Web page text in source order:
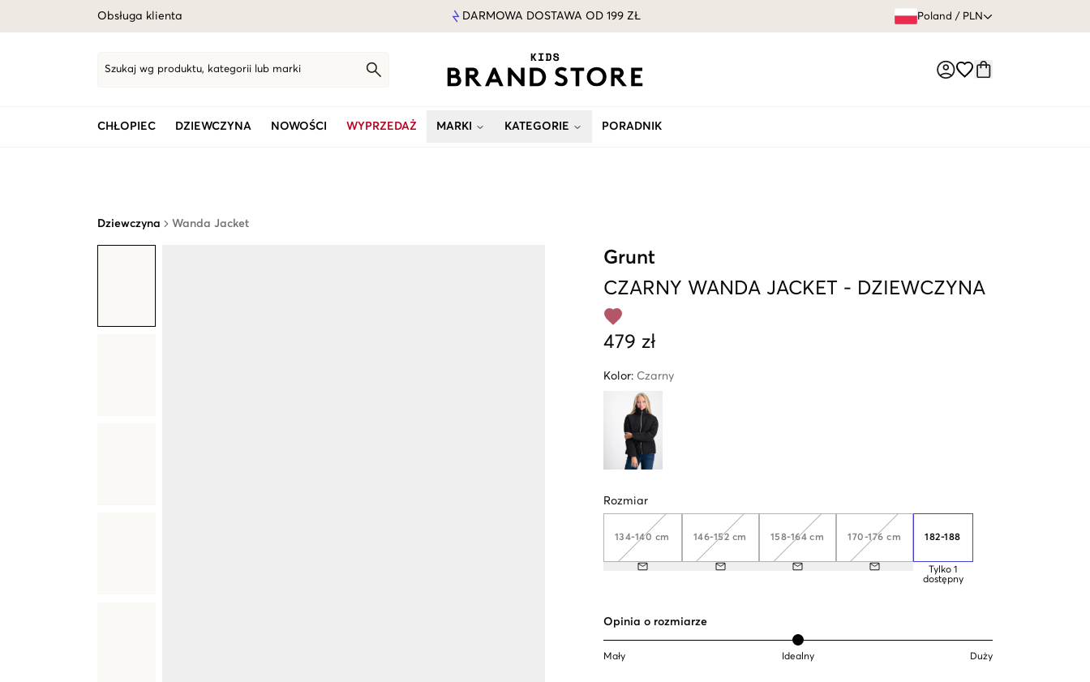
Obsługa klienta DARMOWA DOSTAWA OD 199 ZŁ Poland / PLN
Szukaj wg produktu, kategorii lub marki
CHŁOPIEC DZIEWCZYNA NOWOŚCI WYPRZEDAŻ MARKI KATEGORIE PORADNIK
Dziewczyna Wanda Jacket
Grunt
CZARNY WANDA JACKET - DZIEWCZYNA
479 zł
Kolor: Czarny
Rozmiar
134-140 cm 146-152 cm 158-164 cm 170-176 cm 182-188
Tylko 1
dostępny
Opinia o rozmiarze
Mały Idealny Duży